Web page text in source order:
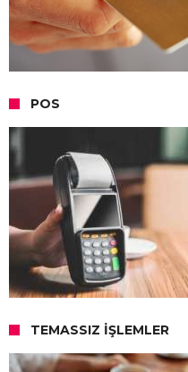
POS
TEMASSIZ İŞLEMLER